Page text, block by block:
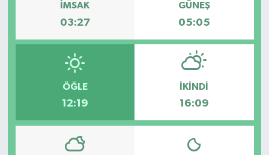
İMSAK
03:27
GÜNEŞ
05:05
ÖĞLE
12:19
İKINDI
16:09